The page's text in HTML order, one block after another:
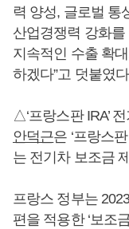
력 양성, 글로벌 통
산업경쟁력 강화를
지속적인 수출 확
하겠다”고 덧붙였
△‘프랑스판 IRA’
안덕근은 ‘프랑스
는 전기차 보조금
프랑스 정부는
편을 적용한 ‘보조